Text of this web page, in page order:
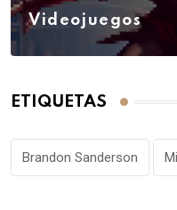
Videojuegos
ETIQUETAS
Brandon Sanderson